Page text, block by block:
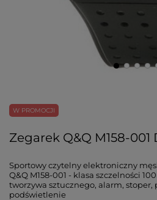
W PROMOCJI
Zegarek Q&Q M158-001
Sportowy czytelny elektroniczny
Q&Q M158-001 - klasa szczelności
tworzywa sztucznego, alarm, stoper,
podświetlenie